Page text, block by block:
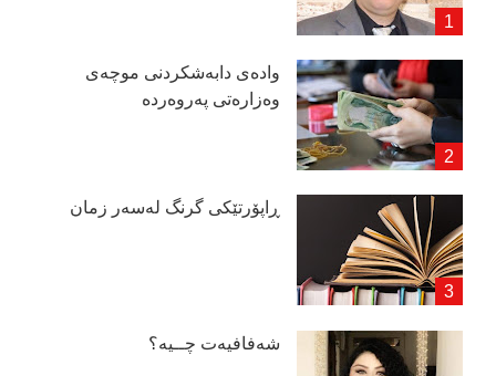
وادەی دابەشكردنی موچەی
وەزارەتی پەروەردە
ڕاپۆرتێكی گرنگ لەسەر زمان
شەفافیەت چــیە؟